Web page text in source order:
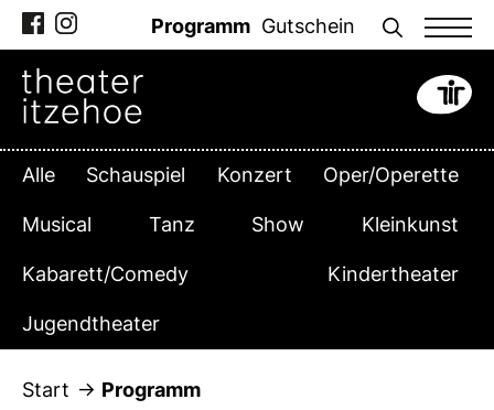
Zum
Inhalt
springen
Programm Gutschein
Alle Schauspiel Konzert Oper/Operette
Musical Tanz Show Kleinkunst
Kabarett/Comedy Kindertheater
Jugendtheater
Start Programm